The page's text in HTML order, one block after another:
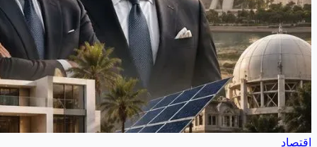
اقتصاد